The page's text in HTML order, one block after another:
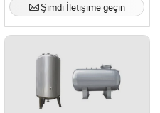
Şimdi İletişime geçin